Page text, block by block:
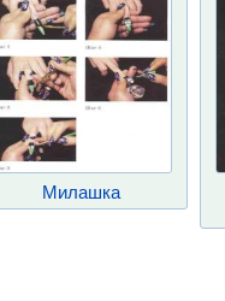
Милашка